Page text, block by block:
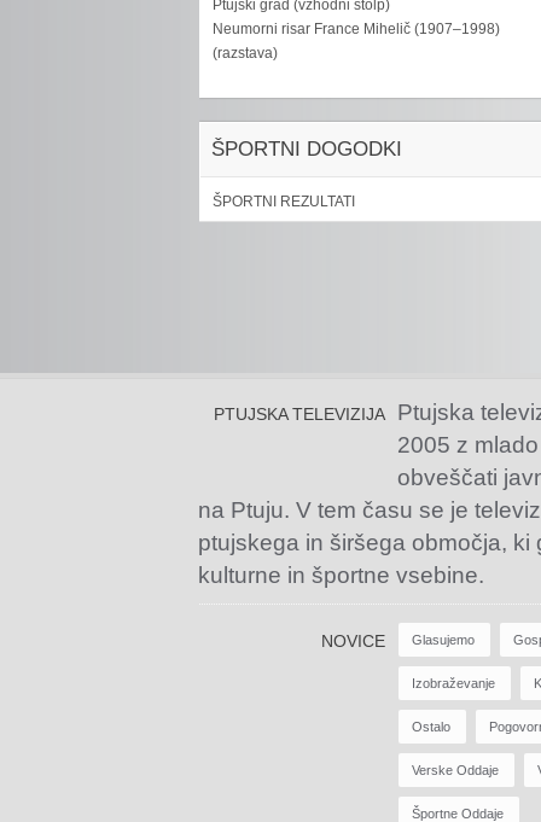
Ptujski grad (vzhodni stolp)
Neumorni risar France Mihelič (1907–1998)
(razstava)
ŠPORTNI DOGODKI
ŠPORTNI REZULTATI
PTUJSKA TELEVIZIJA
Ptujska
2005 z
obveščati
na Ptuju. V tem času se je
ptujskega in širšega območja,
kulturne in športne vsebine.
NOVICE Glasujemo
Izobraževanje
Ostalo
Verske Oddaje
Športne Oddaje